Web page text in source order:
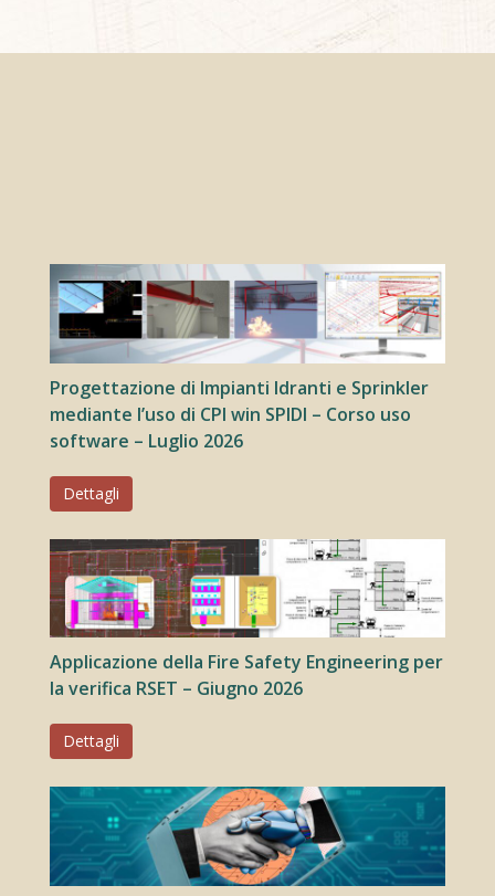
Progettazione di Impianti Idranti e Sprinkler
mediante l’uso di CPI win SPIDI – Corso uso
software – Luglio 2026
Dettagli
Applicazione della Fire Safety Engineering per
la verifica RSET – Giugno 2026
Dettagli